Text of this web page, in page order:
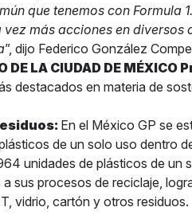
que tenemos con Formula
más acciones en diversos
”, dijo Federico González
DE LA CIUDAD DE
destacados en materia de
En el México GP se
de un solo uso dentro
unidades de plásticos de un
sus procesos de reciclaje,
vidrio, cartón y otros residuos.